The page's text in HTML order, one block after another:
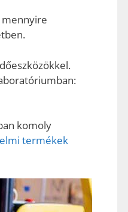
komoly
termékek